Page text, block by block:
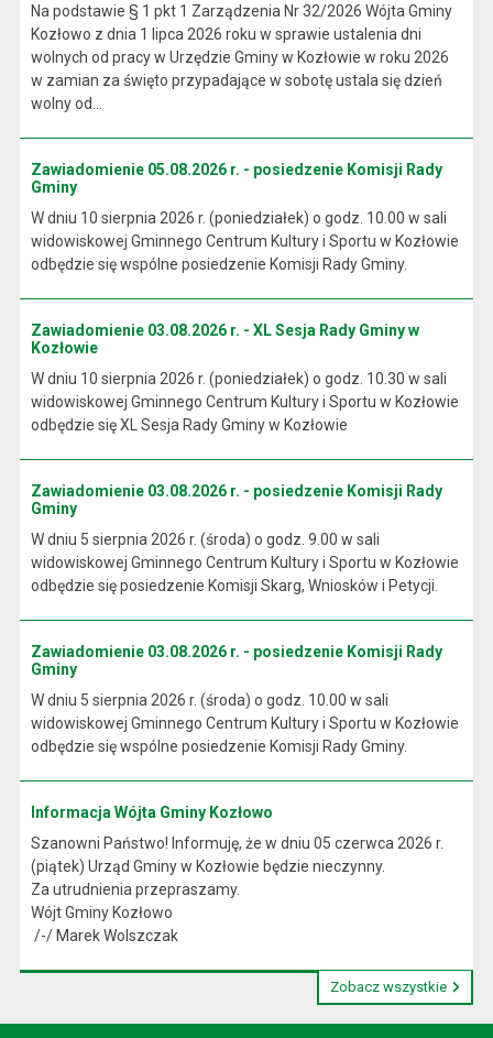
Na podstawie § 1 pkt 1 Zarządzenia Nr 32/2026 Wójta Gminy
Kozłowo z dnia 1 lipca 2026 roku w sprawie ustalenia dni
wolnych od pracy w Urzędzie Gminy w Kozłowie w roku 2026
w zamian za święto przypadające w sobotę ustala się dzień
wolny od...
Zawiadomienie 05.08.2026 r. - posiedzenie Komisji Rady
Gminy
W dniu 10 sierpnia 2026 r. (poniedziałek) o godz. 10.00 w sali
widowiskowej Gminnego Centrum Kultury i Sportu w Kozłowie
odbędzie się wspólne posiedzenie Komisji Rady Gminy.
Zawiadomienie 03.08.2026 r. - XL Sesja Rady Gminy w
Kozłowie
W dniu 10 sierpnia 2026 r. (poniedziałek) o godz. 10.30 w sali
widowiskowej Gminnego Centrum Kultury i Sportu w Kozłowie
odbędzie się XL Sesja Rady Gminy w Kozłowie
Zawiadomienie 03.08.2026 r. - posiedzenie Komisji Rady
Gminy
W dniu 5 sierpnia 2026 r. (środa) o godz. 9.00 w sali
widowiskowej Gminnego Centrum Kultury i Sportu w Kozłowie
odbędzie się posiedzenie Komisji Skarg, Wniosków i Petycji.
Zawiadomienie 03.08.2026 r. - posiedzenie Komisji Rady
Gminy
W dniu 5 sierpnia 2026 r. (środa) o godz. 10.00 w sali
widowiskowej Gminnego Centrum Kultury i Sportu w Kozłowie
odbędzie się wspólne posiedzenie Komisji Rady Gminy.
Informacja Wójta Gminy Kozłowo
Szanowni Państwo! Informuję, że w dniu 05 czerwca 2026 r.
(piątek) Urząd Gminy w Kozłowie będzie nieczynny.
Za utrudnienia przepraszamy.
Wójt Gminy Kozłowo
/-/ Marek Wolszczak
Zobacz wszystkie